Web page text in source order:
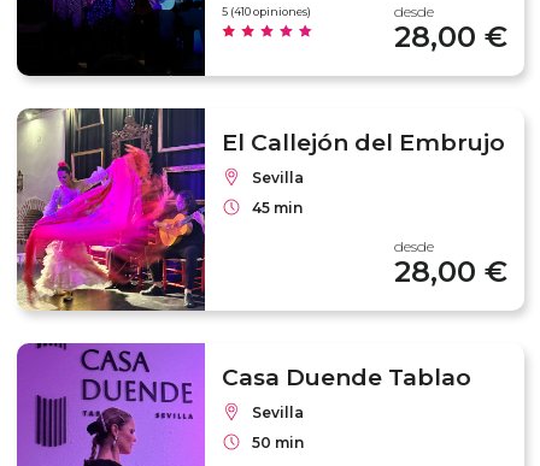
5 (410 opiniones) desde
28,00 €
El Callejón del Embrujo
Sevilla
45 min
desde
28,00 €
Casa Duende Tablao
Sevilla
50 min